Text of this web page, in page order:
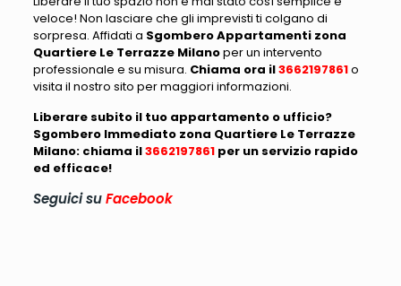
veloce! Non lasciare che gli imprevisti ti colgano di
sorpresa. Affidati a Sgombero Appartamenti zona
Quartiere Le Terrazze Milanoper un intervento
professionale e su misura. Chiama ora il3662197861o
visita il nostro sito per maggiori informazioni.
Liberare subito il tuo appartamento o ufficio?
Sgombero Immediato zona Quartiere Le Terrazze
Milano: chiama il3662197861per un servizio rapido
ed efficace!
Seguici suFacebook